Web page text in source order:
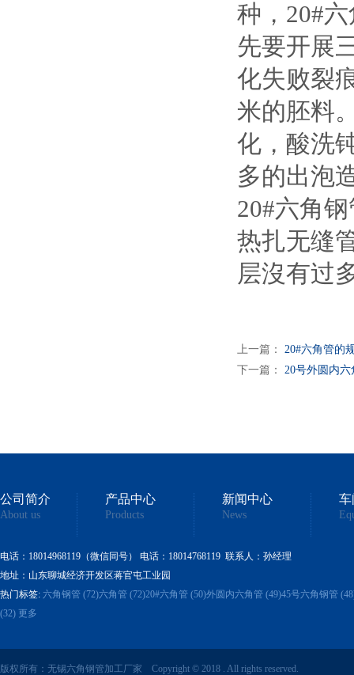
种，20#
先要开展
化失败裂
米的胚料
化，酸洗
多的出泡
20#六角
热扎无缝
层沒有过
上一篇： 20#六角管的
下一篇： 20号外圆内
公司简介
About us
产品中心
Products
新闻中心
News
车
电话：18014968119 （微信同号） 电话 ：18014768119 联系人：孙经理
地址：山东聊城经济开发区蒋官屯工业园
热门标签: 六角钢管 (72)六角管 (72)20#六角管 (50)外圆内六角管 (49)45号六角钢管
(32) 更多
版权所有：无锡六角钢管加工厂家 Copyright © 2018 . All rights reserved.